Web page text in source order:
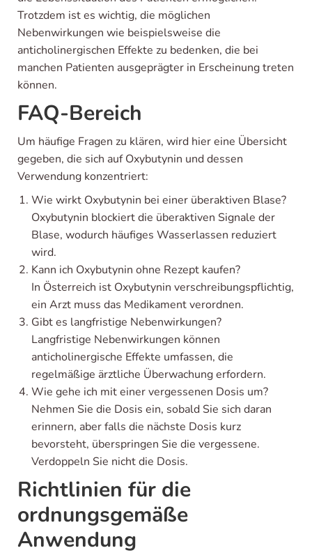
Trotzdem ist es wichtig, die möglichen
Nebenwirkungen wie beispielsweise die
anticholinergischen Effekte zu bedenken, die bei
manchen Patienten ausgeprägter in Erscheinung treten
können.
FAQ-Bereich
Um häufige Fragen zu klären, wird hier eine Übersicht
gegeben, die sich auf Oxybutynin und dessen
Verwendung konzentriert:
Wie wirkt Oxybutynin bei einer überaktiven Blase?
Oxybutynin blockiert die überaktiven Signale der
Blase, wodurch häufiges Wasserlassen reduziert
wird.
Kann ich Oxybutynin ohne Rezept kaufen?
In Österreich ist Oxybutynin verschreibungspflichtig,
ein Arzt muss das Medikament verordnen.
Gibt es langfristige Nebenwirkungen?
Langfristige Nebenwirkungen können
anticholinergische Effekte umfassen, die
regelmäßige ärztliche Überwachung erfordern.
Wie gehe ich mit einer vergessenen Dosis um?
Nehmen Sie die Dosis ein, sobald Sie sich daran
erinnern, aber falls die nächste Dosis kurz
bevorsteht, überspringen Sie die vergessene.
Verdoppeln Sie nicht die Dosis.
Richtlinien für die
ordnungsgemäße
Anwendung